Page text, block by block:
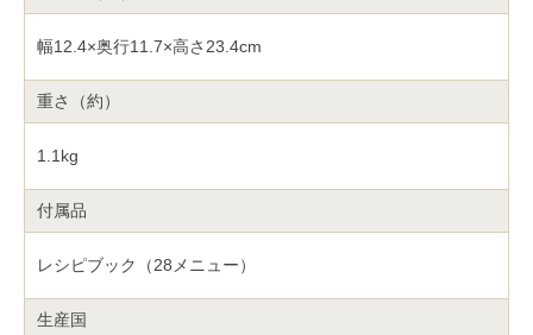
幅12.4×奥行11.7×高さ23.4cm
重さ（約）
1.1kg
付属品
レシピブック（28メニュー）
生産国